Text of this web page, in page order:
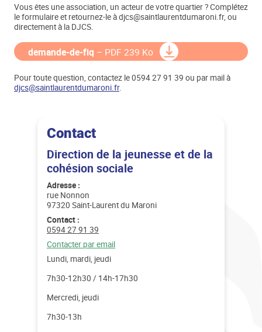
Vous êtes une association, un acteur de votre quartier ? Complétez
le formulaire et retournez-le à djcs@saintlaurentdumaroni.fr, ou
directement à la DJCS.
demande-de-fiq – PDF 239 Ko
Pour toute question, contactez le 0594 27 91 39 ou par mail à
djcs@saintlaurentdumaroni.fr.
Contact
Direction de la jeunesse et de la
cohésion sociale
Adresse :
rue Nonnon
97320 Saint-Laurent du Maroni
Contact :
Téléphone :
0594 27 91 39
Email :
Contacter par email
Lundi, mardi, jeudi
7h30-12h30 / 14h-17h30
Mercredi, jeudi
7h30-13h